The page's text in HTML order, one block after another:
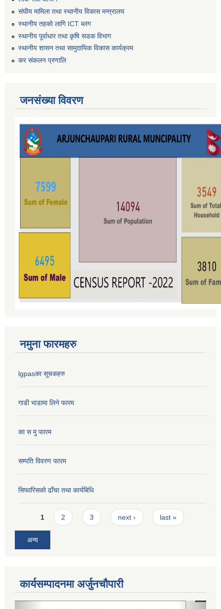
संघीय मामिला तथा स्थानीय विकास मन्त्रालय
स्थानीय तहको लागि ICT ब्लग
स्थानीय पूर्वाधार तथा कृषि सडक विभाग
स्थानीय शासन तथा सामुदायिक विकास कार्यक्रम
कर स‌ंकलन प्रणालि
जनसंख्या विवरण
नमुना फारमहरु
lgpasका सूचकहरु
गाडी भाडामा लिने फारम
का स मु फारम
सम्पति विवरण फारम
सिफारिसको ढाँचा तथा कार्यबिधि
Pages
1 2 3 next › last »
अन्य
कार्यसम्पादनमा अर्जुनचौपारी